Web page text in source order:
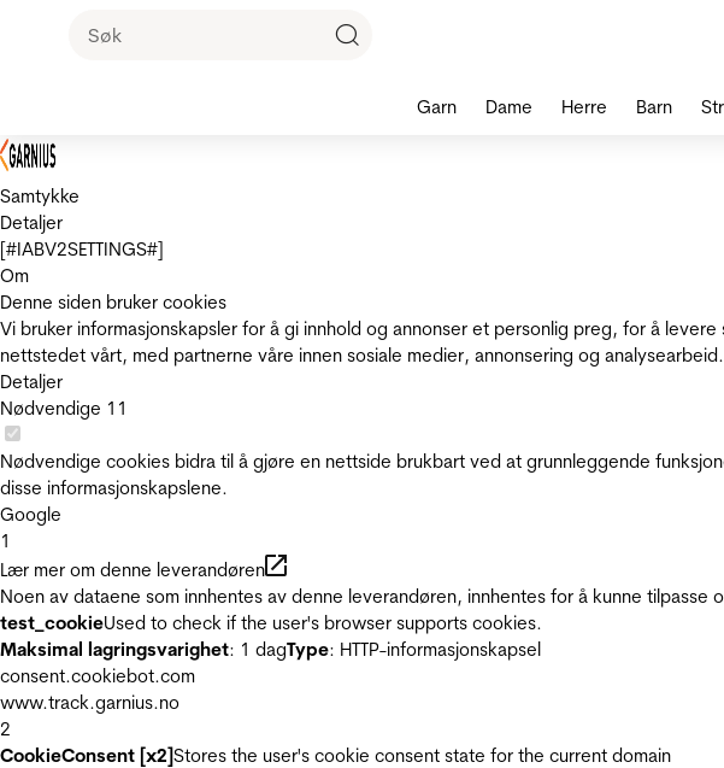
Samtykke
Detaljer
[#IABV2SETTINGS#]
Om
Denne siden bruker cookies
Vi bruker informasjonskapsler for å gi innhold og annonser et personlig preg, for å
nettstedet vårt, med partnerne våre innen sosiale medier, annonsering og analysearbeid.
Detaljer
Nødvendige 11
Nødvendige cookies bidra til å gjøre en nettside brukbart ved at grunnleggende
disse informasjonskapslene.
Google
1
Lær mer om denne leverandøren
Noen av dataene som innhentes av denne leverandøren, innhentes for å kunne tilpasse
test_cookieUsed to check if the user's browser supports cookies.
Maksimal lagringsvarighet: 1 dagType: HTTP-informasjonskapsel
consent.cookiebot.com
www.track.garnius.no
2
CookieConsent [x2]Stores the user's cookie consent state for the current domain
Garn Dame Herre Barn